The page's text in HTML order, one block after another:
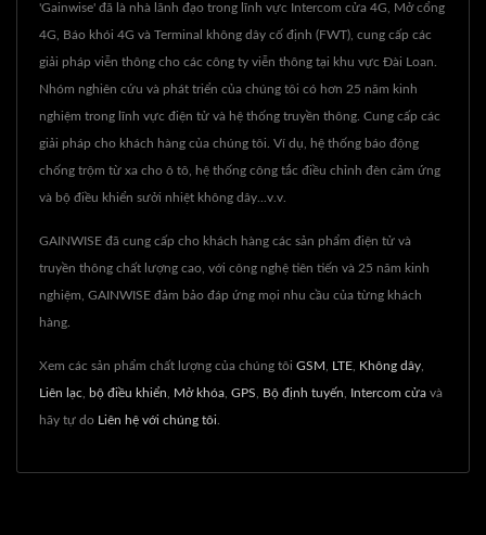
'Gainwise' đã là nhà lãnh đạo trong lĩnh vực Intercom cửa 4G, Mở cổng
4G, Báo khói 4G và Terminal không dây cố định (FWT), cung cấp các
giải pháp viễn thông cho các công ty viễn thông tại khu vực Đài Loan.
Nhóm nghiên cứu và phát triển của chúng tôi có hơn 25 năm kinh
nghiệm trong lĩnh vực điện tử và hệ thống truyền thông. Cung cấp các
giải pháp cho khách hàng của chúng tôi. Ví dụ, hệ thống báo động
chống trộm từ xa cho ô tô, hệ thống công tắc điều chỉnh đèn cảm ứng
và bộ điều khiển sưởi nhiệt không dây...v.v.
GAINWISE đã cung cấp cho khách hàng các sản phẩm điện tử và
truyền thông chất lượng cao, với công nghệ tiên tiến và 25 năm kinh
nghiệm, GAINWISE đảm bảo đáp ứng mọi nhu cầu của từng khách
hàng.
Xem các sản phẩm chất lượng của chúng tôi GSM LTE Không dây
Liên lạc bộ điều khiển Mở khóa GPS Bộ định tuyến Intercom cửa và
hãy tự do Liên hệ với chúng tôi